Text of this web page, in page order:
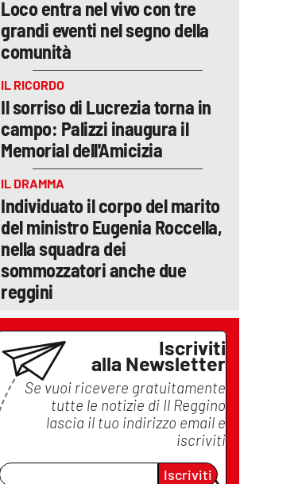
Loco entra nel vivo con tre
grandi eventi nel segno della
comunità
IL RICORDO
Il sorriso di Lucrezia torna in
campo: Palizzi inaugura il
Memorial dell'Amicizia
IL DRAMMA
Individuato il corpo del marito
del ministro Eugenia Roccella,
nella squadra dei
sommozzatori anche due
reggini
Iscriviti
alla Newsletter
Se vuoi ricevere gratuitamente
tutte le notizie di Il Reggino
lascia il tuo indirizzo email e
iscriviti
Iscriviti